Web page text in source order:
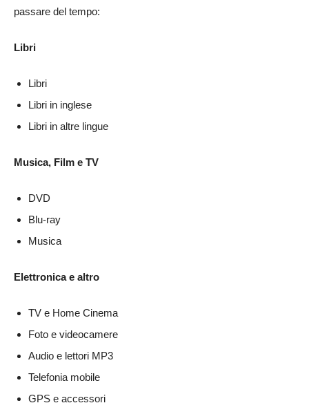
passare del tempo:
Libri
Libri
Libri in inglese
Libri in altre lingue
Musica, Film e TV
DVD
Blu-ray
Musica
Elettronica e altro
TV e Home Cinema
Foto e videocamere
Audio e lettori MP3
Telefonia mobile
GPS e accessori